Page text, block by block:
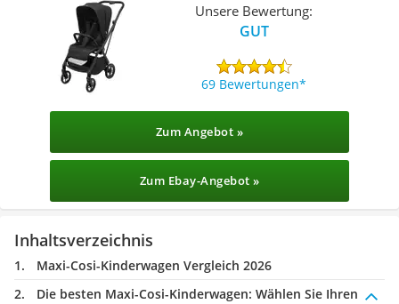
Unsere Bewertung:
GUT
69 Bewertungen
Zum Angebot »
Zum Ebay-Angebot »
Inhaltsverzeichnis
Maxi-Cosi-Kinderwagen Vergleich 2026
Die besten Maxi-Cosi-Kinderwagen: Wählen Sie Ihren